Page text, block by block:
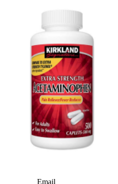
Email